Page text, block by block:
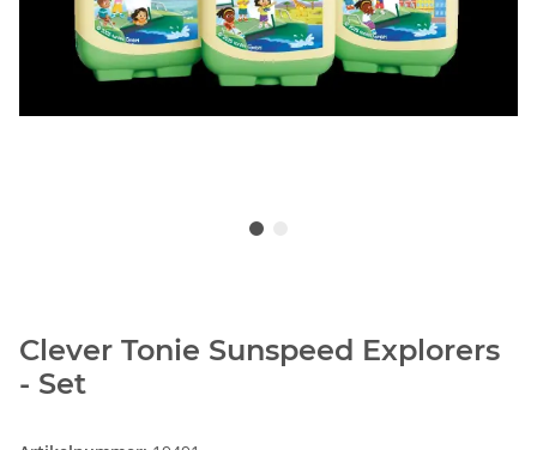
Clever Tonie Sunspeed Explorers
- Set